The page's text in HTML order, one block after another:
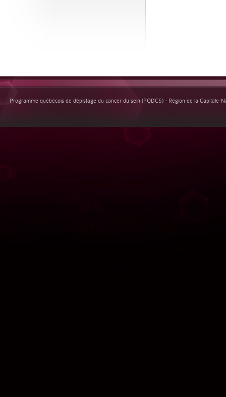
Programme québécois de dépistage du cancer du sein (PQDCS) - Région de la Capitale-